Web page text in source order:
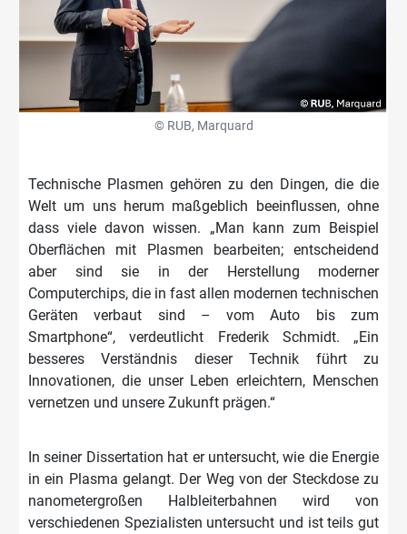
© RUB, Marquard
Technische Plasmen gehören zu den Dingen, die die
Welt um uns herum maßgeblich beeinflussen, ohne
dass viele davon wissen. „Man kann zum Beispiel
Oberflächen mit Plasmen bearbeiten; entscheidend
aber sind sie in der Herstellung moderner
Computerchips, die in fast allen modernen technischen
Geräten verbaut sind – vom Auto bis zum
Smartphone“, verdeutlicht Frederik Schmidt. „Ein
besseres Verständnis dieser Technik führt zu
Innovationen, die unser Leben erleichtern, Menschen
vernetzen und unsere Zukunft prägen.“
In seiner Dissertation hat er untersucht, wie die Energie
in ein Plasma gelangt. Der Weg von der Steckdose zu
nanometergroßen Halbleiterbahnen wird von
verschiedenen Spezialisten untersucht und ist teils gut